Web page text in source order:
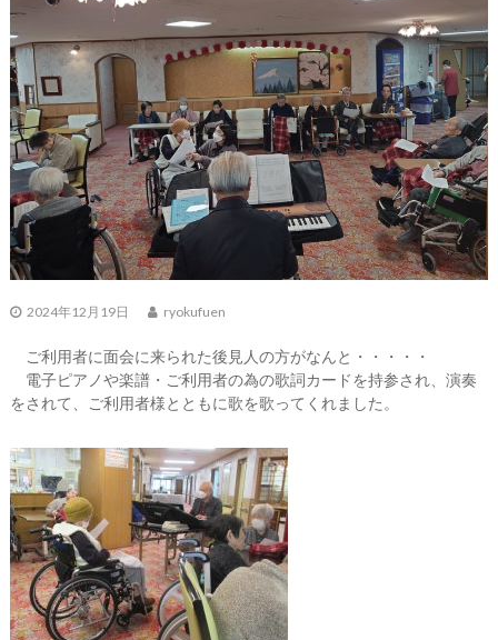
2024年12月19日 ryokufuen
ご利用者に面会に来られた後見人の方がなんと・・・・・
電子ピアノや楽譜・ご利用者の為の歌詞カードを持参され、演奏
をされて、ご利用者様とともに歌を歌ってくれました。